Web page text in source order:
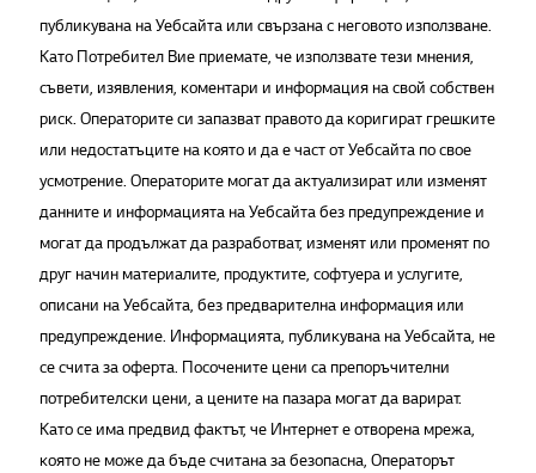
публикувана на Уебсайта или свързана с неговото използване.
Като Потребител Вие приемате, че използвате тези мнения,
съвети, изявления, коментари и информация на свой собствен
риск. Операторите си запазват правото да коригират грешките
или недостатъците на която и да е част от Уебсайта по свое
усмотрение. Операторите могат да актуализират или изменят
данните и информацията на Уебсайта без предупреждение и
могат да продължат да разработват, изменят или променят по
друг начин материалите, продуктите, софтуера и услугите,
описани на Уебсайта, без предварителна информация или
предупреждение. Информацията, публикувана на Уебсайта, не
се счита за оферта. Посочените цени са препоръчителни
потребителски цени, а цените на пазара могат да варират.
Като се има предвид фактът, че Интернет е отворена мрежа,
която не може да бъде считана за безопасна, Операторът